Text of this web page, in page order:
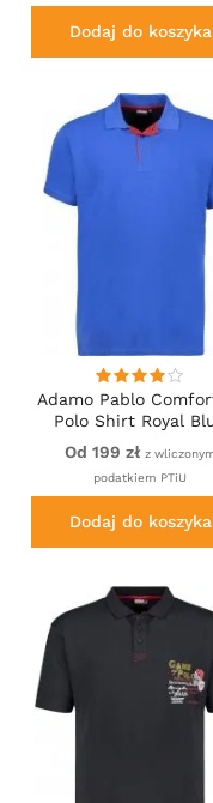
Dodaj do koszyka
Adamo Pablo
Polo Shirt Royal
Od 199 zł z
podatkiem PTiU
Dodaj do koszyka